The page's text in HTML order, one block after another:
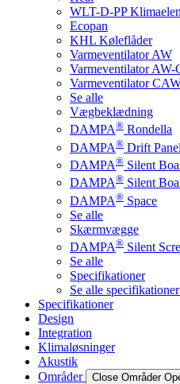
WLT-D-PP
Ecopan
KHL Køleflåder
Varmeventilator AW
Varmeventilator AW-
Varmeventilator
Se alle
Vægbeklædning
DAMPA® Rondella
DAMPA® Drift
DAMPA® Silent
DAMPA® Silent
DAMPA® Space
Se alle
Skærmvægge
DAMPA® Silent
Se alle
Specifikationer
Se alle
Specifikationer
Design
Integration
Klimaløsninger
Akustik
Områder
Close Områder